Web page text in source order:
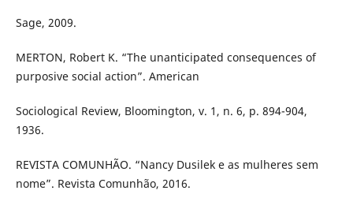
Sage, 2009.
MERTON, Robert K. “The unanticipated consequences of
purposive social action”. American
Sociological Review, Bloomington, v. 1, n. 6, p. 894-904,
1936.
REVISTA COMUNHÃO. “Nancy Dusilek e as mulheres sem
nome”. Revista Comunhão, 2016.